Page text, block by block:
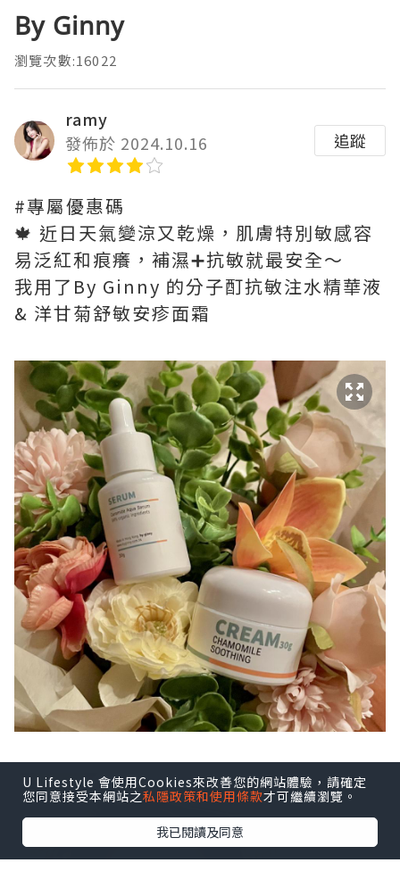
By Ginny
瀏覽次數:16022
ramy
發佈於 2024.10.16
追蹤
#專屬優惠碼
🍁 近日天氣變涼又乾燥，肌膚特別敏感容
易泛紅和痕癢，補濕➕抗敏就最安全～
我用了By Ginny 的分子酊抗敏注水精華液
& 洋甘菊舒敏安疹面霜
U Lifestyle 會使用Cookies來改善您的網站體驗，請確定
您同意接受本網站之私隱政策和使用條款才可繼續瀏覽。
我已閱讀及同意